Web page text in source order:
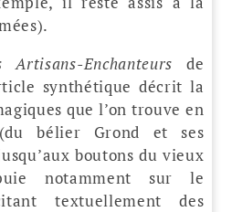
Artisans-Enchanteurs de
synthétique décrit la
que l’on trouve en
bélier Grond et ses
boutons du vieux
notamment sur le
textuellement des